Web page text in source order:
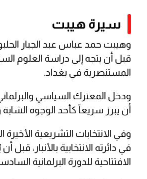
سيرة هيبت
قبل أن يتجه إلى دراسة العلوم
المستنصرية في بغداد.
أن يبرز سريعاً كأحد الوجوه
الافتتاحية للدورة البرلمانية